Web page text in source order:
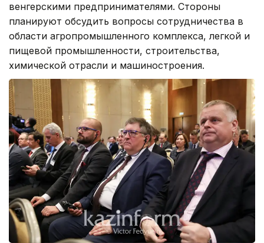
венгерскими предпринимателями. Стороны
планируют обсудить вопросы сотрудничества в
области агропромышленного комплекса, легкой и
пищевой промышленности, строительства,
химической отрасли и машиностроения.